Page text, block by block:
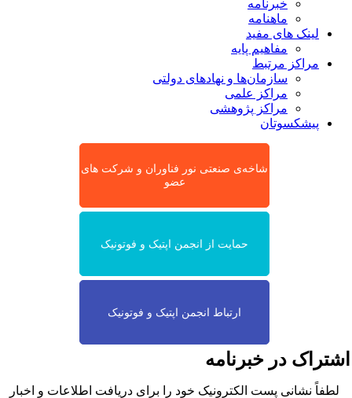
خبرنامه
ماهنامه
لینک های مفید
مفاهیم پایه
مراکز مرتبط
سازمان‌ها و نهادهای دولتی
مراکز علمی
مراکز پژوهشی
پیشکسوتان
شاخه‌ی صنعتی نور فناوران و شرکت های
عضو
حمایت از انجمن اپتیک و فوتونیک
ارتباط انجمن اپتیک و فوتونیک
در خبرنامه
لطفاً نشانی پست الکترونیک خود را برای دریافت اطلاعات و اخبار